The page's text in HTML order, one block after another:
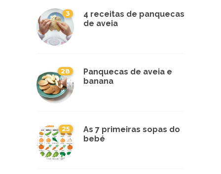
3
4 receitas de panquecas
de aveia
28
Panquecas de aveia e
banana
25
As 7 primeiras sopas do
bebé